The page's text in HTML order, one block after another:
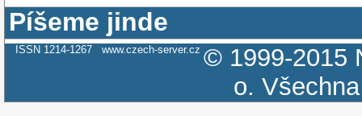
Píšeme jinde
ISSN 1214-1267 www.czech-server.cz © 1999-2015
o.